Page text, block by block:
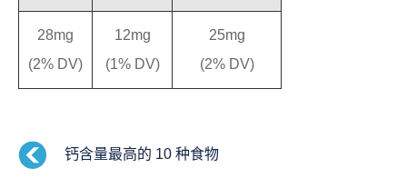
28mg
(2% DV)
12mg
(1% DV)
25mg
(2% DV)
钙含量最高的 10 种食物